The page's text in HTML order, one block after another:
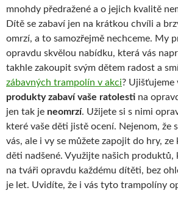
mnohdy předražené a o jejich kvalitě
Dítě se zabaví jen na krátkou chvíli a
omrzí, a to samozřejmě nechceme. My
opravdu skvělou nabídku, která vás
takhle zakoupit svým dětem radost a
zábavných trampolín v akci? Ujišťujeme
produkty zabaví vaše ratolesti na
jen tak je neomrzí. Užijete si s nimi
které vaše děti jistě ocení. Nejenom, že
vás, ale i vy se můžete zapojit do hry, ze
děti nadšené. Využijte našich produktů,
na tváři opravdu každému dítěti, bez
je let. Uvidíte, že i vás tyto trampolíny